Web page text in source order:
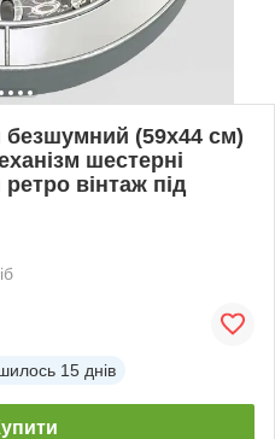
безшумний (59х44 см)
шестерні
вінтаж під
15 днів